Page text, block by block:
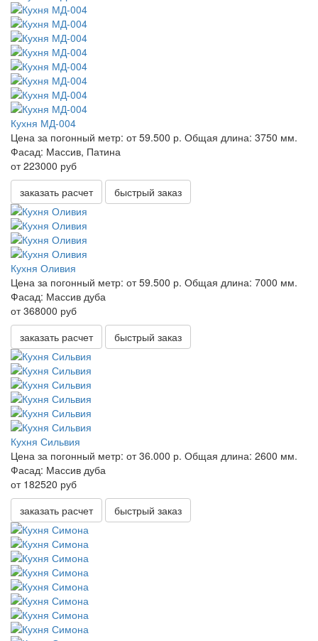
Кухня МД-004
Цена за погонный метр: от 59.500 р. Общая длина: 3750 мм.
Фасад: Массив, Патина
от 223000 руб
заказать расчет
быстрый заказ
Кухня Оливия
Цена за погонный метр: от 59.500 р. Общая длина: 7000 мм.
Фасад: Массив дуба
от 368000 руб
заказать расчет
быстрый заказ
Кухня Сильвия
Цена за погонный метр: от 36.000 р. Общая длина: 2600 мм.
Фасад: Массив дуба
от 182520 руб
заказать расчет
быстрый заказ